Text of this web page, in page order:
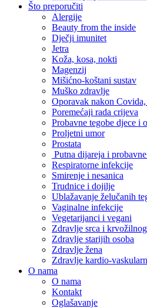
Što preporučiti
Alergije
Beauty from the inside
Dječji imunitet
Jetra
Koža, kosa, nokti
Magenzij
Mišićno-koštani sustav
Muško zdravlje
Oporavak nakon
Poremećaji rada crijeva
Probavne tegobe djece i
Proljetni umor
Prostata
Putna dijareja i
Respiratorne infekcije
Smirenje i nesanica
Trudnice i dojilje
Ublažavanje želučanih
Vaginalne infekcije
Vegetarijanci i vegani
Zdravlje srca i krvožilnog
Zdravlje starijih osoba
Zdravlje žena
Zdravlje kardio-
O nama
O nama
Kontakt
Oglašavanje